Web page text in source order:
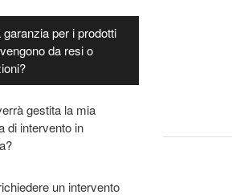
garanzia per i prodotti
da resi o
gestita la mia
di intervento in
un intervento